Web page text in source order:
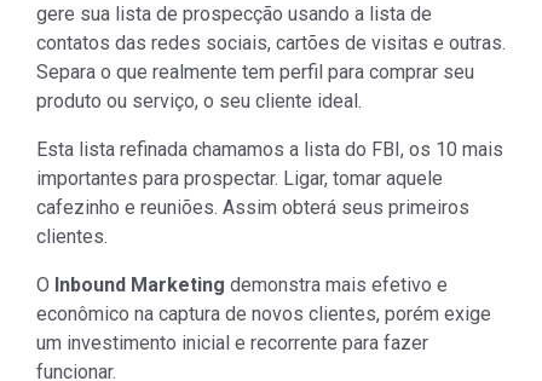
gere sua lista de prospecção usando a lista de
contatos das redes sociais, cartões de visitas e outras.
Separa o que realmente tem perfil para comprar seu
produto ou serviço, o seu cliente ideal.
Esta lista refinada chamamos a lista do FBI, os 10 mais
importantes para prospectar. Ligar, tomar aquele
cafezinho e reuniões. Assim obterá seus primeiros
clientes.
O Inbound Marketing demonstra mais efetivo e
econômico na captura de novos clientes, porém exige
um investimento inicial e recorrente para fazer
funcionar.